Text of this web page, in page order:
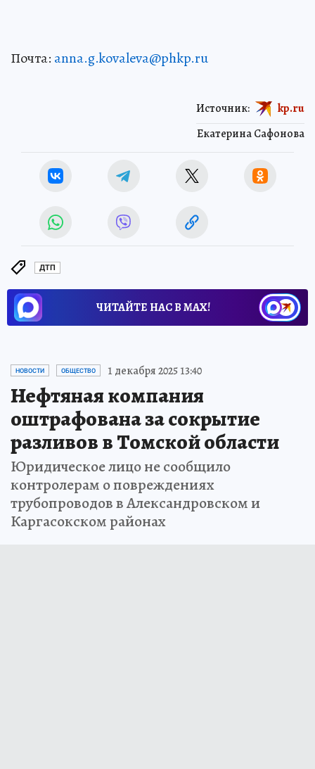
Почта: anna.g.kovaleva@phkp.ru
Екатерина Сафонова
Источник: kp.ru
ДТП
ЧИТАЙТЕ НАС В МАХ!
НОВОСТИ ОБЩЕСТВО 1 декабря 2025 13:40
Нефтяная компания
оштрафована за сокрытие
разливов в Томской области
Юридическое лицо не сообщило
контролерам о повреждениях
трубопроводов в Александровском и
Каргасокском районах